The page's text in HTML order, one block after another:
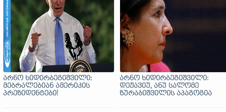
არნო ხიდირბეგიშვილი:
მებრალებიან ამერიკის
პრეზიდენტები!
არნო ხიდირბეგიშვილი:
დეჟავიუ, ანუ სალომე
ზურაბიშვილის აპაგოგია